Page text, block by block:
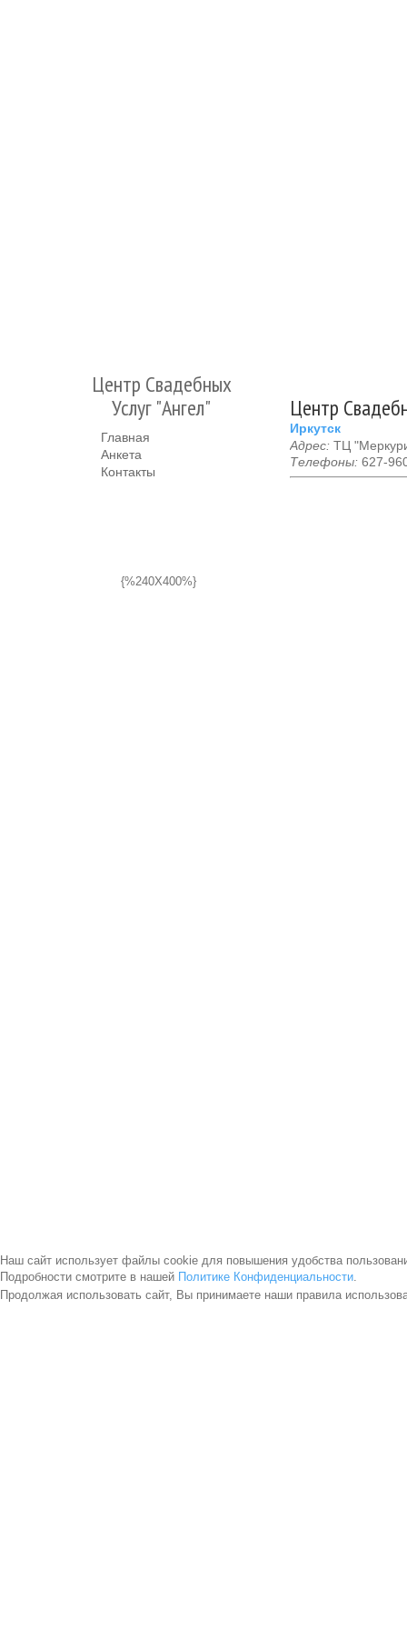
Центр Свадебных
Услуг "Ангел"
Главная
Анкета
Контакты
{%240X400%}
Центр
Иркутск
Адрес: ТЦ
Телефоны: 627-
Наш сайт использует файлы cookie для повышения удобства
Подробности смотрите в нашей Политике Конфиденциальности.
Продолжая использовать сайт, Вы принимаете наши правила